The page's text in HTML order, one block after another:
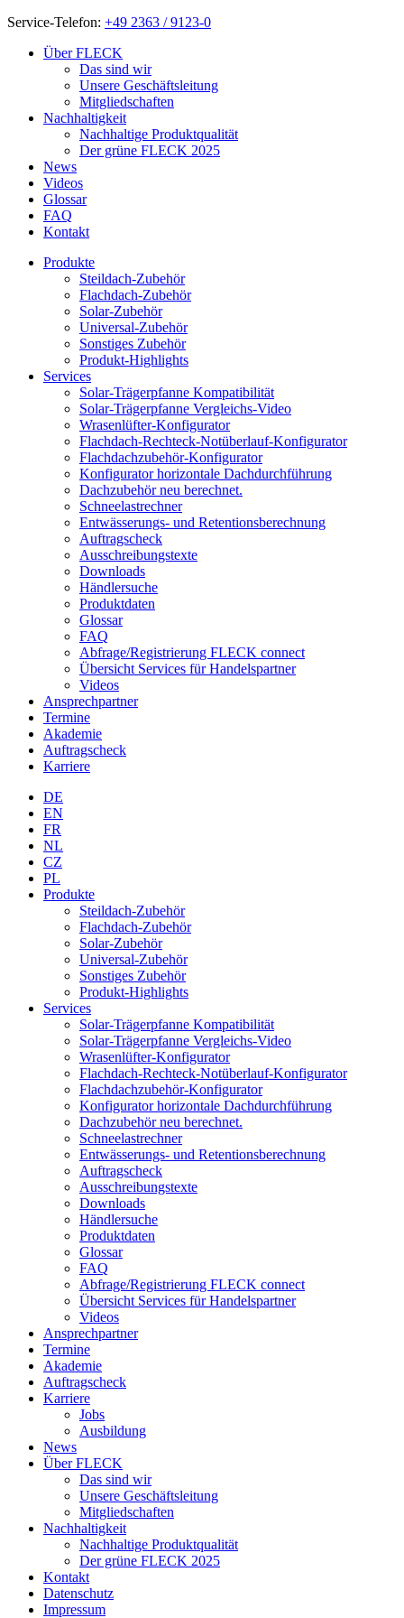
Service-Telefon: +49 2363 / 9123-0
Über FLECK
Das sind wir
Unsere Geschäftsleitung
Mitgliedschaften
Nachhaltigkeit
Nachhaltige Produktqualität
Der grüne FLECK 2025
News
Videos
Glossar
FAQ
Kontakt
Produkte
Steildach-Zubehör
Flachdach-Zubehör
Solar-Zubehör
Universal-Zubehör
Sonstiges Zubehör
Produkt-Highlights
Services
Solar-Trägerpfanne Kompatibilität
Solar-Trägerpfanne Vergleichs-Video
Wrasenlüfter-Konfigurator
Flachdach-Rechteck-Notüberlauf-Konfigurator
Flachdachzubehör-Konfigurator
Konfigurator horizontale Dachdurchführung
Dachzubehör neu berechnet.
Schneelastrechner
Entwässerungs- und Retentionsberechnung
Auftragscheck
Ausschreibungstexte
Downloads
Händlersuche
Produktdaten
Glossar
FAQ
Abfrage/Registrierung FLECK connect
Übersicht Services für Handelspartner
Videos
Ansprechpartner
Termine
Akademie
Auftragscheck
Karriere
DE
EN
FR
NL
CZ
PL
Produkte
Steildach-Zubehör
Flachdach-Zubehör
Solar-Zubehör
Universal-Zubehör
Sonstiges Zubehör
Produkt-Highlights
Services
Solar-Trägerpfanne Kompatibilität
Solar-Trägerpfanne Vergleichs-Video
Wrasenlüfter-Konfigurator
Flachdach-Rechteck-Notüberlauf-Konfigurator
Flachdachzubehör-Konfigurator
Konfigurator horizontale Dachdurchführung
Dachzubehör neu berechnet.
Schneelastrechner
Entwässerungs- und Retentionsberechnung
Auftragscheck
Ausschreibungstexte
Downloads
Händlersuche
Produktdaten
Glossar
FAQ
Abfrage/Registrierung FLECK connect
Übersicht Services für Handelspartner
Videos
Ansprechpartner
Termine
Akademie
Auftragscheck
Karriere
Jobs
Ausbildung
News
Über FLECK
Das sind wir
Unsere Geschäftsleitung
Mitgliedschaften
Nachhaltigkeit
Nachhaltige Produktqualität
Der grüne FLECK 2025
Kontakt
Datenschutz
Impressum